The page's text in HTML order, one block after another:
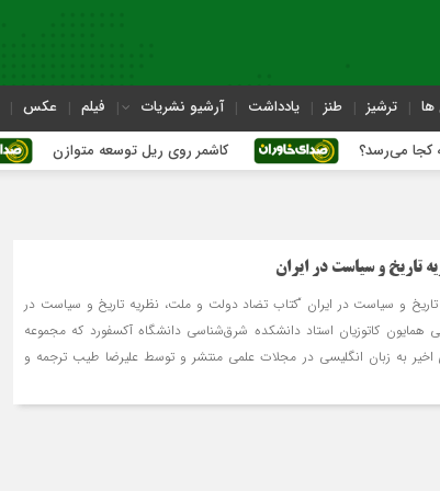
ها ترشیز طنز یادداشت آرشیو نشریات فیلم عکس
کاشمر روی ریل توسعه متوازن
تاریخ و سیاست در ایران
و سیاست در ایران “کتاب تضاد دولت و ملت، نظریه تاریخ و سیاست در
همایون کاتوزیان استاد دانشکده شرق‌شناسی دانشگاه آکسفورد که مجموعه
به زبان انگلیسی در مجلات علمی منتشر و توسط علیرضا طیب ترجمه و